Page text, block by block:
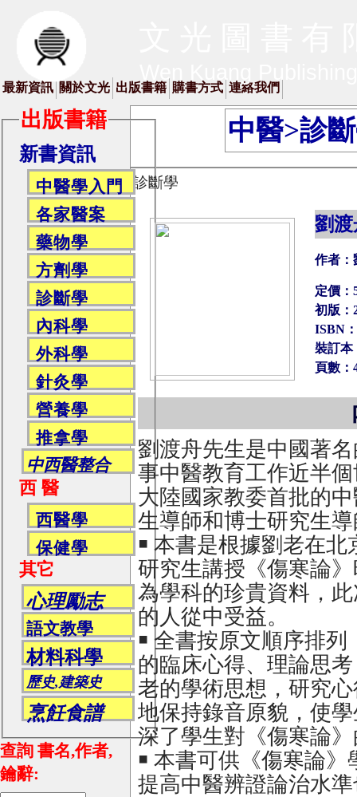
Wen Kuang
最新資訊 關於文光 出版書籍 購書方式 連絡我們
出版書籍
新書資訊
中醫學入門
各家醫案
藥物學
方劑學
診斷學
內科學
外科學
針灸學
營養學
推拿學
中西醫整合
西 醫
西醫學
保健學
其它
心理勵志
語文教學
材料科學
歷史,建築史
烹飪食譜
查詢 書名,作者,
鑰辭:
中醫>診
診斷學
劉
作者：
定價：
初版：
ISBN
裝訂本
頁數：
劉渡舟先生是中國著
事中醫教育工作近半
大陸國家教委首批的
生導師和博士研究生
￭ 本書是根據劉老在
研究生講授《傷寒論
為學科的珍貴資料，
的人從中受益。
￭ 全書按原文順序排
的臨床心得、理論思
老的學術思想，研究
地保持錄音原貌，使
深了學生對《傷寒論
￭ 本書可供《傷寒論
提高中醫辨證論治水